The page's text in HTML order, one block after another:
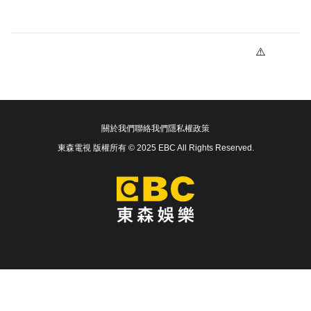
關於我們聯絡我們隱私權政策
東森電視 版權所有 © 2025 EBC All Rights Reserved.